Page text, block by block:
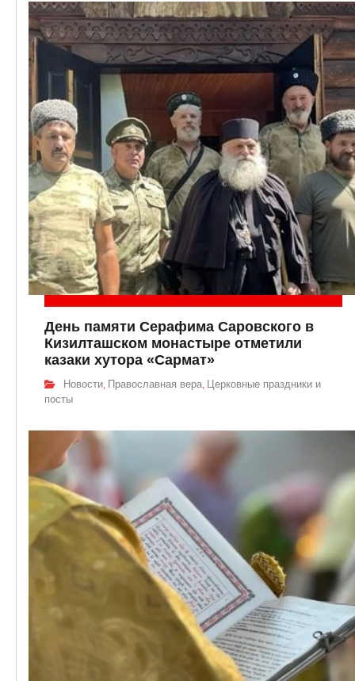
День памяти Серафима Саровского в
Кизилташском монастыре отметили
казаки хутора «Сармат»
Новости, Православная вера, Церковные праздники и
посты